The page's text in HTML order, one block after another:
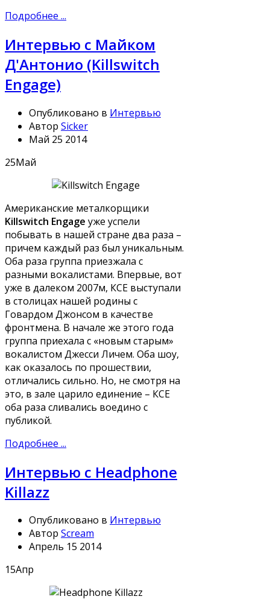
Подробнее ...
Интервью с Майком
Д'Антонио (Killswitch
Engage)
Опубликовано в Интервью
Автор Sicker
Май 25 2014
25Май
Американские металкорщики
Killswitch Engage уже успели
побывать в нашей стране два раза –
причем каждый раз был уникальным.
Оба раза группа приезжала с
разными вокалистами. Впервые, вот
уже в далеком 2007м, КСЕ выступали
в столицах нашей родины с
Говардом Джонсом в качестве
фронтмена. В начале же этого года
группа приехала с «новым старым»
вокалистом Джесси Личем. Оба шоу,
как оказалось по прошествии,
отличались сильно. Но, не смотря на
это, в зале царило единение – КСЕ
оба раза сливались воедино с
публикой.
Подробнее ...
Интервью с Headphone
Killazz
Опубликовано в Интервью
Автор Scream
Апрель 15 2014
15Апр